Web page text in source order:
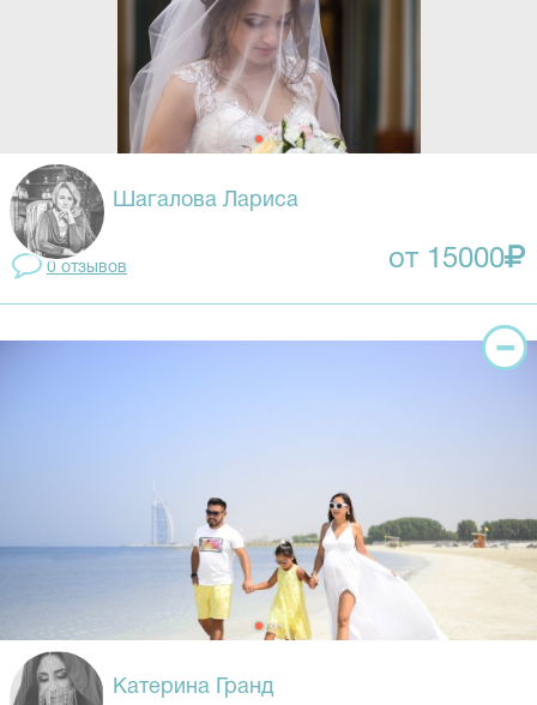
Шагалова Лариса
0 отзывов от 15000
Катерина Гранд